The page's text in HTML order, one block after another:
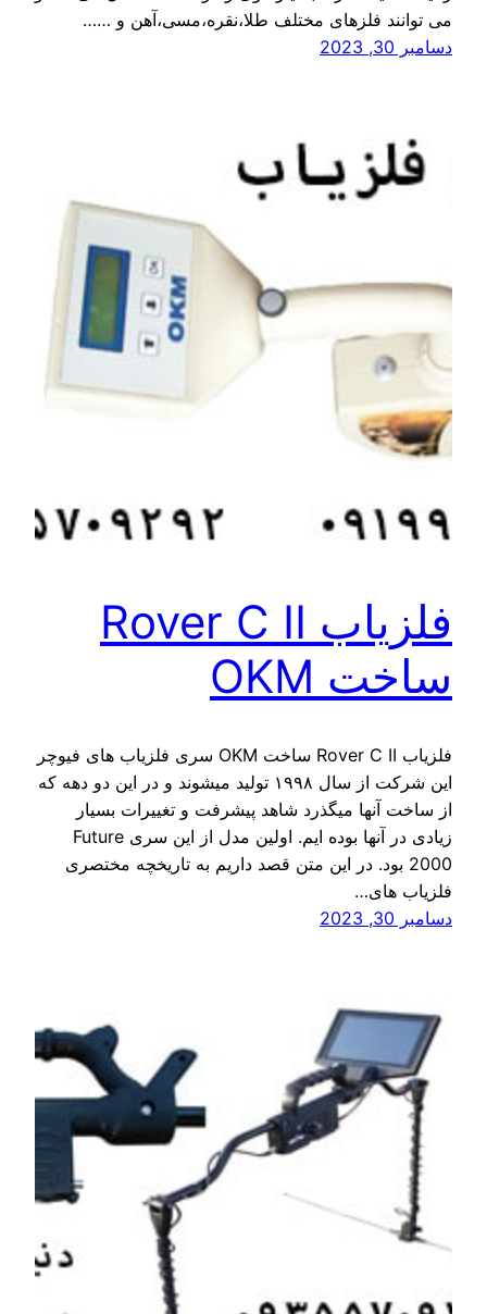
می توانند فلزھای مختلف طلا،نقره،مسی،آھن و ……
دسامبر 30, 2023
فلزیاب Rover C II
ساخت OKM
فلزیاب Rover C II ساخت OKM سری فلزیاب های فیوچر
این شرکت از سال ۱۹۹۸ تولید میشوند و در این دو دهه که
از ساخت آنها میگذرد شاهد پیشرفت و تغییرات بسیار
زیادی در آنها بوده ایم. اولین مدل از این سری Future
2000 بود. در این متن قصد داریم به تاریخچه مختصری
فلزیاب های…
دسامبر 30, 2023